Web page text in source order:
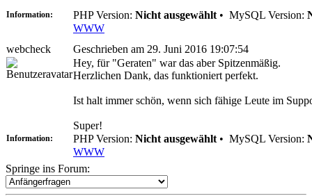
Information: PHP Version: Nicht ausgewählt • MySQL Version:
WWW
webcheck
Geschrieben am 29. Juni 2016 19:07:54
Hey, für "Geraten" war das aber Spitzenmäßig.
Herzlichen Dank, das funktioniert perfekt.
Ist halt immer schön, wenn sich fähige Leute im
Super!
Information: PHP Version: Nicht ausgewählt • MySQL Version:
WWW
Springe ins Forum: